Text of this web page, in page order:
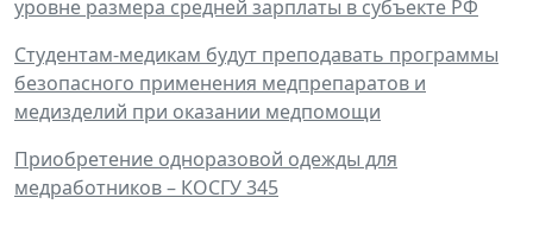
уровне размера средней зарплаты в субъекте РФ
Студентам-медикам будут преподавать программы
безопасного применения медпрепаратов и
медизделий при оказании медпомощи
Приобретение одноразовой одежды для
медработников – КОСГУ 345